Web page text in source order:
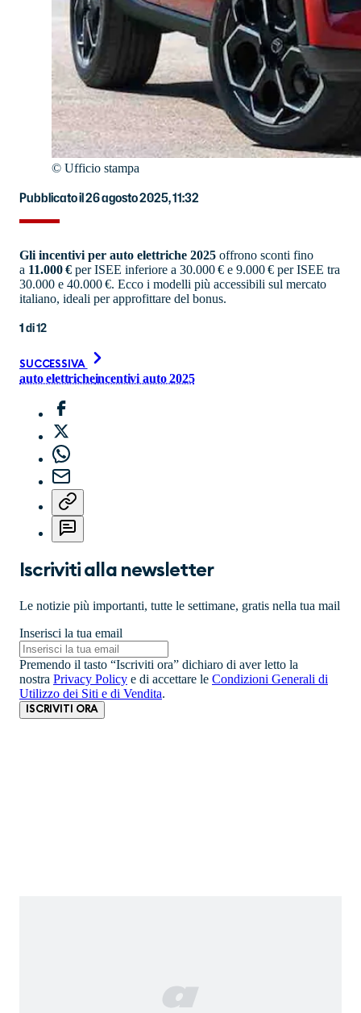
© Ufficio stampa
Pubblicato il 26 agosto 2025, 11:32
Gli incentivi per auto elettriche 2025 offrono sconti fino
a 11.000 € per ISEE inferiore a 30.000 € e 9.000 € per ISEE tra
30.000 e 40.000 €. Ecco i modelli più accessibili sul mercato
italiano, ideali per approfittare del bonus.
1di12
SUCCESSIVA
auto elettricheincentivi auto 2025
Iscriviti alla newsletter
Le notizie più importanti, tutte le settimane, gratis nella tua mail
Inserisci la tua email
Premendo il tasto “Iscriviti ora” dichiaro di aver letto la
nostra Privacy Policy e di accettare le Condizioni Generali di
Utilizzo dei Siti e di Vendita.
ISCRIVITI ORA